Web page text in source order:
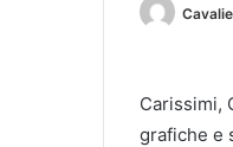
Carissimi,
grafiche e